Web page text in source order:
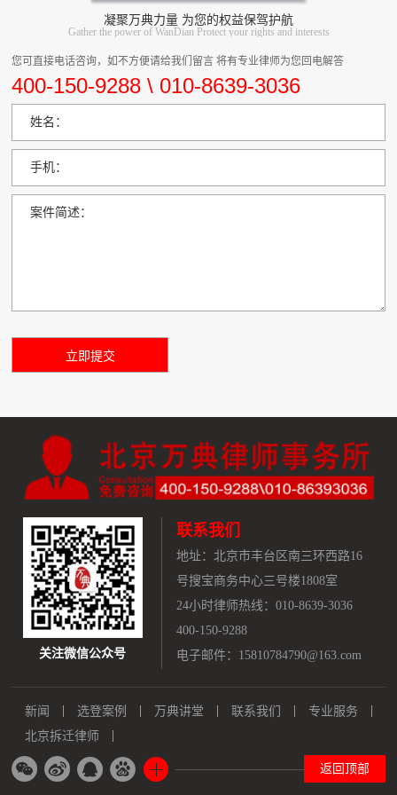
凝聚万典力量 为您的权益保驾护航
Gather the power of WanDian Protect your rights and interests
您可直接电话咨询，如不方便请给我们留言 将有专业律师为您回电解答
400-150-9288 \ 010-8639-3036
姓名：
手机：
案件简述：
关注微信公众号
联系我们
地址： 北京市丰台区南三环西路16
号搜宝商务中心三号楼1808室
24小时律师热线：010-8639-3036
400-150-9288
电子邮件：15810784790@163.com
新闻 选登案例 万典讲堂 联系我们
专业服务
北京拆迁律师
返回顶部